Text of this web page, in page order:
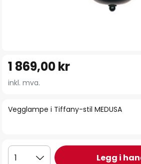
begynnelsen
bildegalleri
Vegglampe i Tiffany-stil MEDUSA
1 869,00 kr
inkl. mva.
1 Legg i